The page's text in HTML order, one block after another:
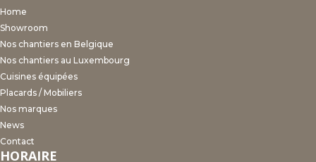
Home
Showroom
Nos chantiers en Belgique
Nos chantiers au Luxembourg
Cuisines équipées
Placards / Mobiliers
Nos marques
News
Contact
HORAIRE